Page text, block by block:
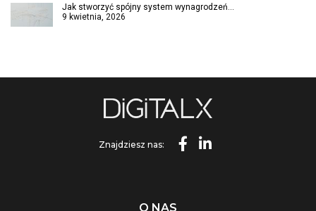
Jak stworzyć spójny system wynagrodzeń…
9 kwietnia, 2026
Znajdziesz nas:
O NAS